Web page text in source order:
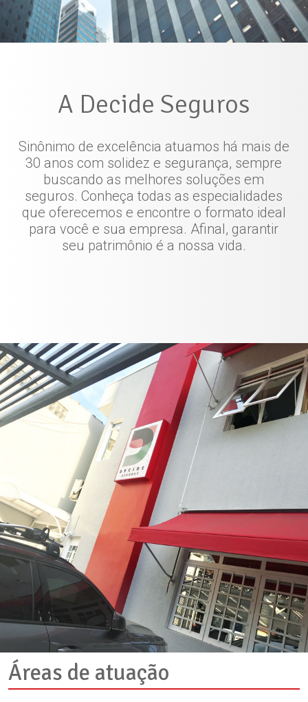
A Decide Seguros
Sinônimo de excelência atuamos há mais de
30 anos com solidez e segurança, sempre
buscando as melhores soluções em
seguros. Conheça todas as especialidades
que oferecemos e encontre o formato ideal
para você e sua empresa. Afinal, garantir
seu patrimônio é a nossa vida.
Áreas de atuação